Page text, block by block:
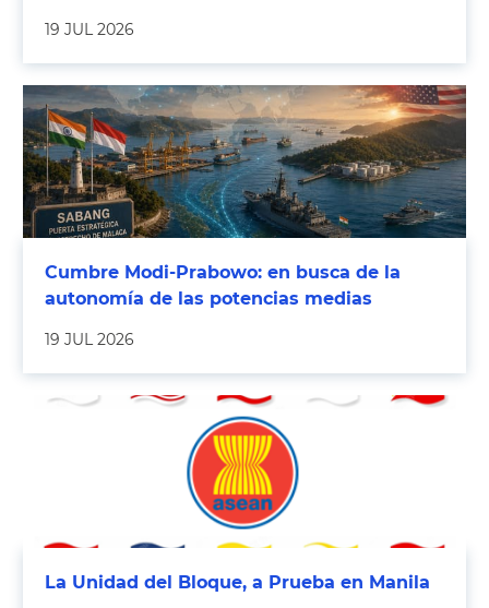
19 JUL 2026
Cumbre Modi-Prabowo: en busca de la
autonomía de las potencias medias
19 JUL 2026
La Unidad del Bloque, a Prueba en Manila